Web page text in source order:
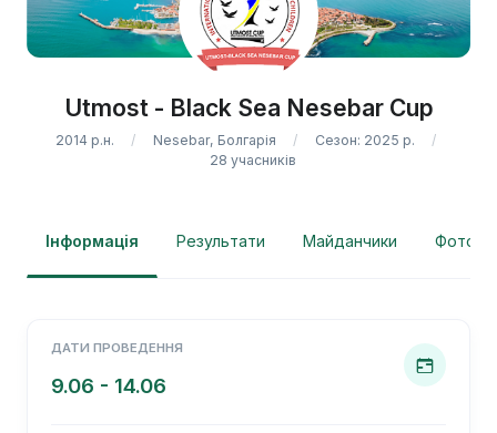
Utmost - Black Sea Nesebar Cup
2014 р.н. Nesebar, Болгарія
Сезон: 2025 р.
28 учасників
Інформація Результати Майданчики
ДАТИ ПРОВЕДЕННЯ
9.06 - 14.06